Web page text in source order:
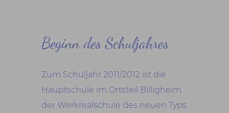
Beginn des Schuljahres
Zum Schuljahr 2011/2012 ist die
Hauptschule im Ortsteil Billigheim
der Werkrealschule des neuen Typs